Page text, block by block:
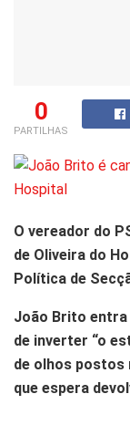
0
PARTILHAS
O vereador do
de Oliveira do
Política de
João Brito
de inverter “o
de olhos postos
que espera